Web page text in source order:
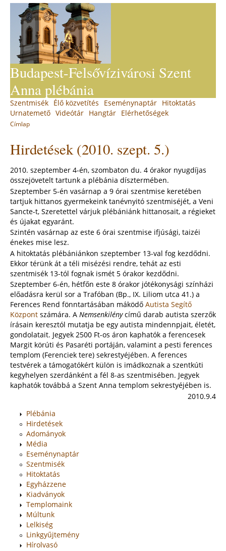
navigation
Budapest-Felsővízivárosi Szent
Anna plébánia
are
Címlap
to
top
Hirdetések (2010. szept. 5.)
2010. szeptember 4-én, szombaton du. 4 órakor nyugdíjas
összejövetelt tartunk a plébánia dísztermében.
Szeptember 5-én vasárnap a 9 órai szentmise keretében
tartjuk hittanos gyermekeink tanévnyitó szentmiséjét, a Veni
Sancte-t, Szeretettel várjuk plébániánk hittanosait, a régieket
és újakat egyaránt.
Szintén vasárnap az este 6 órai szentmise ifjúsági, taizéi
énekes mise lesz.
A hitoktatás plébániánkon szeptember 13-val fog kezdődni.
Ekkor térünk át a téli misézési rendre, tehát az esti
szentmisék 13-tól fognak ismét 5 órakor kezdődni.
Szeptember 6-én, hétfőn este 8 órakor jótékonysági színházi
előadásra kerül sor a Trafóban (Bp., IX. Liliom utca 41.) a
Ferences Rend fönntartásában máködő Autista Segítő
Központ számára. A Nemsenkilénycímű darab autista szerzők
írásain keresztól mutatja be egy autista mindennpjait, életét,
gondolatait. Jegyek 2500 Ft-os áron kaphatók a ferencesek
Margit körúti és Pasaréti portáján, valamint a pesti ferences
templom (Ferenciek tere) sekrestyéjében. A ferences
testvérek a támogatókért külön is imádkoznak a szentkúti
kegyhelyen szerdánként a fél 8-as szentmisében. Jegyek
kaphatók továbbá a Szent Anna templom sekrestyéjében is.
2010.9.4
Back
to
top
Main
menu
Szentmisék Élő közvetítés Eseménynaptár Hitoktatás
Urnatemető Videótár Hangtár Elérhetőségek
Plébánia
Hirdetések
Adományok
Média
Eseménynaptár
Szentmisék
Hitoktatás
Egyházzene
Kiadványok
Templomaink
Múltunk
Lelkiség
Linkgyűjtemény
Hírolvasó